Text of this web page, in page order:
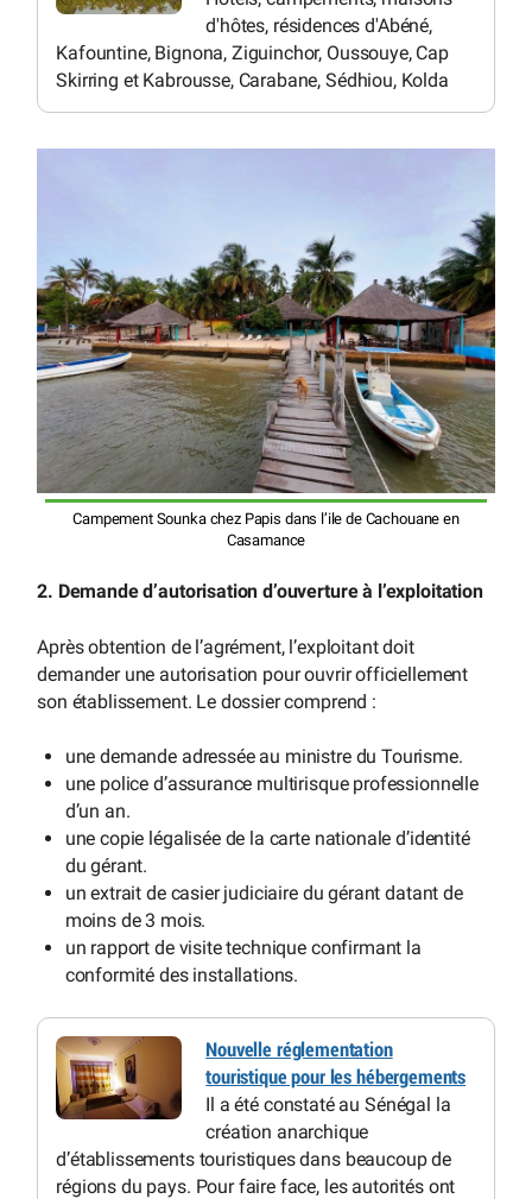
d'hôtes, résidences d'Abéné,
Kafountine, Bignona, Ziguinchor, Oussouye, Cap
Skirring et Kabrousse, Carabane, Sédhiou, Kolda
Campement Sounka chez Papis dans l’ile de Cachouane en
Casamance
2. Demande d’autorisation d’ouverture à l’exploitation
Après obtention de l’agrément, l’exploitant doit
demander une autorisation pour ouvrir officiellement
son établissement. Le dossier comprend :
une demande adressée au ministre du Tourisme.
une police d’assurance multirisque professionnelle
d’un an.
une copie légalisée de la carte nationale d’identité
du gérant.
un extrait de casier judiciaire du gérant datant de
moins de 3 mois.
un rapport de visite technique confirmant la
conformité des installations.
Nouvelle réglementation
touristique pour les hébergements
Il a été constaté au Sénégal la
création anarchique
d’établissements touristiques dans beaucoup de
régions du pays. Pour faire face, les autorités ont